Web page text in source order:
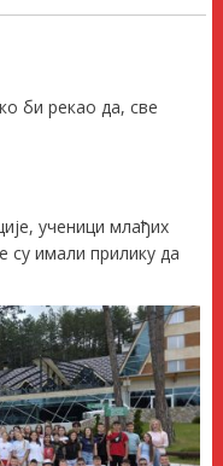
би рекао да, све
ученици млађих
су имали прилику да